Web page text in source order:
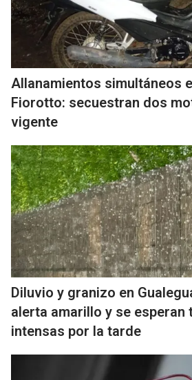
Allanamientos simultáneos
Fiorotto: secuestran dos
vigente
Diluvio y granizo en
alerta amarillo y se esperan
intensas por la tarde